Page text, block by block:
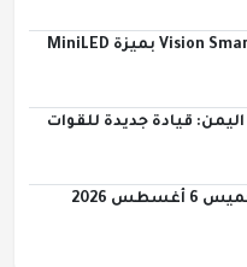
هواوي تطلق تلفزيون Vision Smart TV 6 SE RGB بميزة MiniLED
قيادة جديدة للقوات
أسعار الخضروات والفواكه اليوم الخميس 6 أغسطس 2026